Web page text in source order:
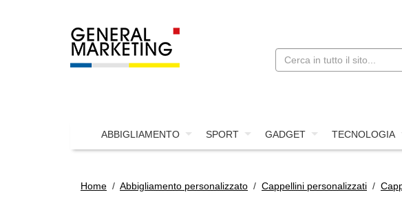
ABBIGLIAMENTO SPORT GADGET TECNOLOGIA
Home / Abbigliamento personalizzato / Cappellini personalizzati /